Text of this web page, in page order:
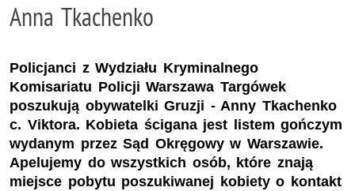
Anna Tkachenko
Policjanci z Wydziału Kryminalnego
Komisariatu Policji Warszawa Targówek
poszukują obywatelki Gruzji - Anny Tkachenko
c. Viktora. Kobieta ścigana jest listem gończym
wydanym przez Sąd Okręgowy w Warszawie.
Apelujemy do wszystkich osób, które znają
miejsce pobytu poszukiwanej kobiety o kontakt